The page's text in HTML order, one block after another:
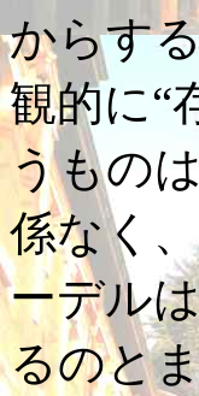
からす
観的に“
うもの
係なく
ーデル
るのと